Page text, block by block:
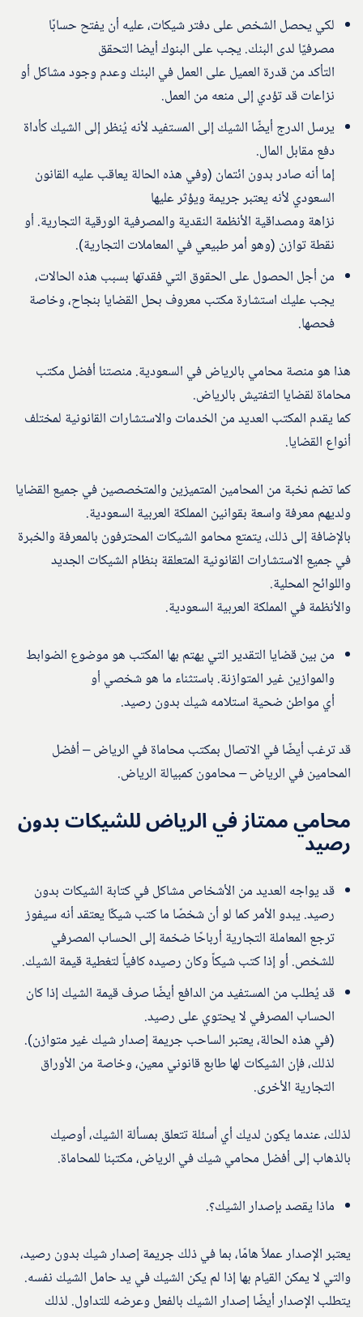
لكي يحصل الشخص على دفتر شيكات، عليه أن يفتح حسابًا
مصرفيًا لدى البنك. يجب على البنوك أيضا التحقق
التأكد من قدرة العميل على العمل في البنك وعدم وجود مشاكل أو
نزاعات قد تؤدي إلى منعه من العمل.
يرسل الدرج أيضًا الشيك إلى المستفيد لأنه يُنظر إلى الشيك كأداة
دفع مقابل المال.
إما أنه صادر بدون ائتمان (وفي هذه الحالة يعاقب عليه القانون
السعودي لأنه يعتبر جريمة ويؤثر عليها
نزاهة ومصداقية الأنظمة النقدية والمصرفية الورقية التجارية. أو
نقطة توازن (وهو أمر طبيعي في المعاملات التجارية).
من أجل الحصول على الحقوق التي فقدتها بسبب هذه الحالات،
يجب عليك استشارة مكتب معروف بحل القضايا بنجاح، وخاصة
فحصها.
هذا هو منصة محامي بالرياض في السعودية. منصتنا أفضل مكتب
محاماة لقضايا التفتيش بالرياض.
كما يقدم المكتب العديد من الخدمات والاستشارات القانونية لمختلف
أنواع القضايا.
كما تضم ​​نخبة من المحامين المتميزين والمتخصصين في جميع القضايا
ولديهم معرفة واسعة بقوانين المملكة العربية السعودية.
بالإضافة إلى ذلك، يتمتع محامو الشيكات المحترفون بالمعرفة والخبرة
في جميع الاستشارات القانونية المتعلقة بنظام الشيكات الجديد
واللوائح المحلية.
والأنظمة في المملكة العربية السعودية.
من بين قضايا التقدير التي يهتم بها المكتب هو موضوع الضوابط
والموازين غير المتوازنة. باستثناء ما هو شخصي أو
أي مواطن ضحية استلامه شيك بدون رصيد.
قد ترغب أيضًا في الاتصال بمكتب محاماة في الرياض – أفضل
المحامين في الرياض – محامون كمبيالة الرياض.
محامي ممتاز في الرياض للشيكات بدون
رصيد
قد يواجه العديد من الأشخاص مشاكل في كتابة الشيكات بدون
رصيد. يبدو الأمر كما لو أن شخصًا ما كتب شيكًا يعتقد أنه سيفوز
ترجع المعاملة التجارية أرباحًا ضخمة إلى الحساب المصرفي
للشخص. أو إذا كتب شيكاً وكان رصيده كافياً لتغطية قيمة الشيك.
قد يُطلب من المستفيد من الدافع أيضًا صرف قيمة الشيك إذا كان
الحساب المصرفي لا يحتوي على رصيد.
(في هذه الحالة، يعتبر الساحب جريمة إصدار شيك غير متوازن).
لذلك، فإن الشيكات لها طابع قانوني معين، وخاصة من الأوراق
التجارية الأخرى.
لذلك، عندما يكون لديك أي أسئلة تتعلق بمسألة الشيك، أوصيك
بالذهاب إلى أفضل محامي شيك في الرياض، مكتبنا للمحاماة.
ماذا يقصد بإصدار الشيك؟.
يعتبر الإصدار عملاً هامًا، بما في ذلك جريمة إصدار شيك بدون رصيد،
والتي لا يمكن القيام بها إذا لم يكن الشيك في يد حامل الشيك نفسه.
يتطلب الإصدار أيضًا إصدار الشيك بالفعل وعرضه للتداول. لذلك